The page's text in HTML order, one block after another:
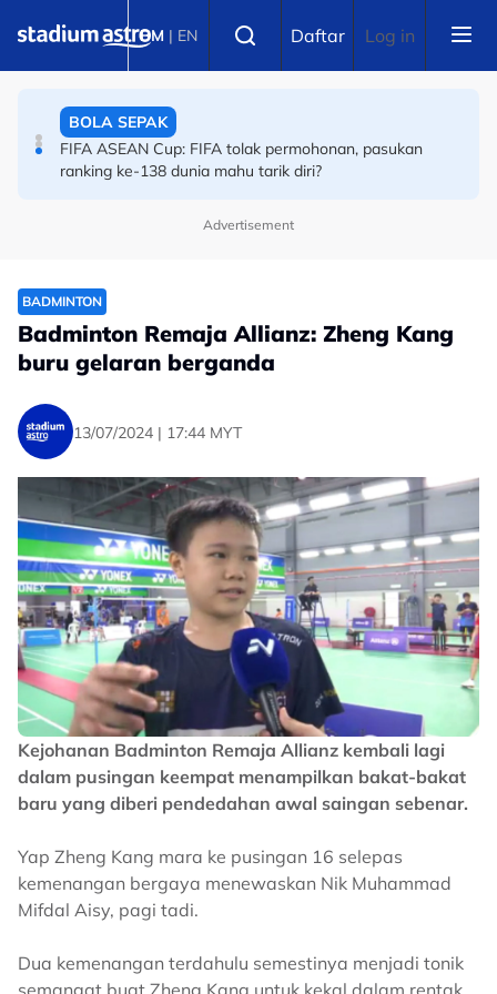
BM | EN Daftar Log in
Tarik Diri FIFA ASEAN Cup: Bekas kapten India
BOLA SEPAK
FIFA ASEAN Cup: FIFA tolak permohonan, pasukan
ranking ke-138 dunia mahu tarik diri?
Advertisement
BADMINTON
Badminton Remaja Allianz: Zheng Kang
buru gelaran berganda
13/07/2024 | 17:44 MYT
Kejohanan Badminton Remaja Allianz kembali lagi
dalam pusingan keempat menampilkan bakat-bakat
baru yang diberi pendedahan awal saingan sebenar.
Yap Zheng Kang mara ke pusingan 16 selepas
kemenangan bergaya menewaskan Nik Muhammad
Mifdal Aisy, pagi tadi.
Dua kemenangan terdahulu semestinya menjadi tonik
semangat buat Zheng Kang untuk kekal dalam rentak